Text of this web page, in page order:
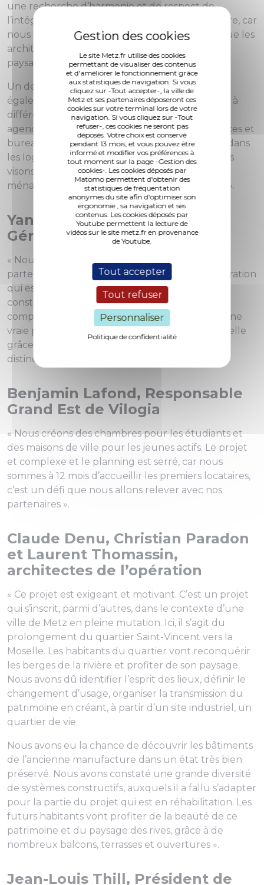
Le site Metz.fr utilise des cookies
permettant de visualiser des contenus
et d'améliorer le fonctionnement grâce
aux statistiques de navigation. Si vous
cliquez sur -Tout accepter-, la ville de
Metz et ses partenaires déposeront ces
cookies sur votre terminal lors de votre
navigation. Si vous cliquez sur -Tout
refuser-, ces cookies ne seront pas
déposés. Votre choix est conservé
pendant 13 mois, et vous pouvez être
informé et modifier vos préférences à
tout moment sur la page -Gestion des
cookies-. Les cookies déposés par
Matomo permettent d'obtenir des
statistiques de fréquentation
anonymes du site afin d'optimiser son
ergonomie , sa navigation et ses
contenus. Les cookies déposés par
Youtube permettent la lecture de
vidéos sur le site metz.fr en provenance
de Youtube.
Tout accepter
Tout refuser
Personnaliser
Politique de confidentialité
une recherche d’harmonie et de respect de
l’intégrité des bâtiments. La dimension paysagère, car
nous créons un front bâti devant la rivière et que les
architectes l’ont conçu comme un élément du
paysage.
Un des grands enjeux de cette opération est
également de parvenir à trouver des équilibres à
différents niveaux. Au niveau des fonctions, en
agençant intelligemment logements, commerces et
bureaux. Au niveaux des degrés de prestation dans
les logements. Au niveaux des publics que nous
visons, qui sont multiples : étudiants, jeunes
ménages, ménages avec enfants, séniors, etc … ».
Yann Chevalier, Directeur
Général de Logiest
« Nous sommes dans un véritable démarche
partenariale avec tous les acteurs de cette opération
qui est emblématique pour Logiest. Nous
construisonts 114 logements qui viendront
compléter l’offre sur le quartier des îles, avec une
vraie possibilité de mixité sociale et générationnelle
grâce à des logements adaptés à tous, sans
distinction ».
Benjamin Lafond, Responsable
Grand Est de Vilogia
« Nous créons des chambres pour les étudiants et
des maisons de ville pour les jeunes actifs. Le projet
et complexe et le planning est serré, car nous
sommes à 12 mois d’accueillir les premiers locataires,
c’est un défi que nous allons relever avec nos
partenaires ».
Claude Denu, Christian Paradon
et Laurent Thomassin,
architectes de l’opération
« Ce projet est exigeant et motivant. C’est un projet
qui s’inscrit, parmi d’autres, dans le contexte d’une
ville de Metz en pleine mutation. Ici, il s’agit du
prolongement du quartier Saint-Vincent vers la
Moselle. Les habitants du quartier vont reconquérir
les berges de la rivière et profiter de son paysage.
Nous avons dû identifier l’esprit des lieux, définir le
changement d’usage, organiser la transmission du
patrimoine en créant, à partir d’un site industriel, un
quartier de vie.
Nous avons eu la chance de découvrir les bâtiments
de l’ancienne manufacture dans un état très bien
préservé. Nous avons constaté une grande diversité
de systèmes constructifs, auxquels il a fallu s’adapter
pour la partie du projet qui est en réhabilitation. Les
futurs habitants vont profiter de la beauté de ce
patrimoine et du paysage des rives, grâce à de
nombreux balcons, terrasses et ouvertures ».
Jean-Louis Thill, Président de